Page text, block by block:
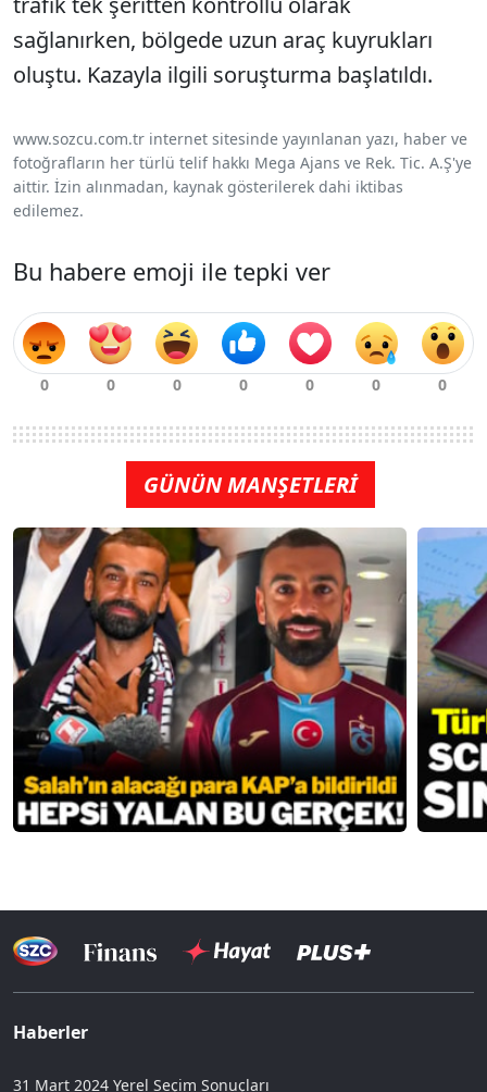
sağlanırken, bölgede uzun araç kuyrukları
oluştu. Kazayla ilgili soruşturma başlatıldı.
www.sozcu.com.tr internet sitesinde yayınlanan yazı, haber ve
fotoğrafların her türlü telif hakkı Mega Ajans ve Rek. Tic. A.Ş'ye
aittir. İzin alınmadan, kaynak gösterilerek dahi iktibas
edilemez.
Bu habere emoji ile tepki ver
GÜNÜN MANŞETLERİ
Haberler
31 Mart 2024 Yerel Seçim Sonuçları